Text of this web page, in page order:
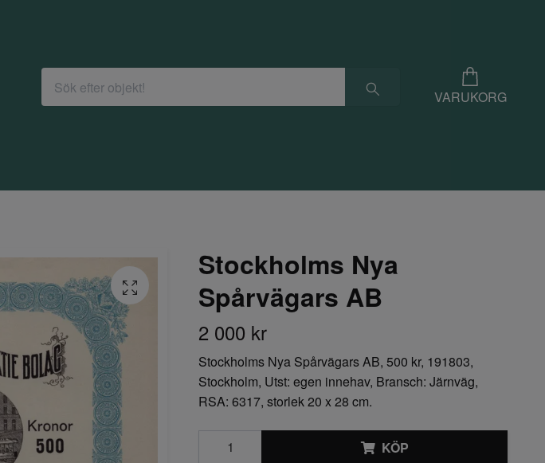
VARUKORG
Stockholms Nya
Spårvägars AB
2 000 kr
Stockholms Nya Spårvägars AB, 500 kr, 191803,
Stockholm, Utst: egen innehav, Bransch: Järnväg,
RSA: 6317, storlek 20 x 28 cm.
KÖP